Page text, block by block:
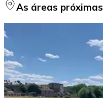
As áreas próximas